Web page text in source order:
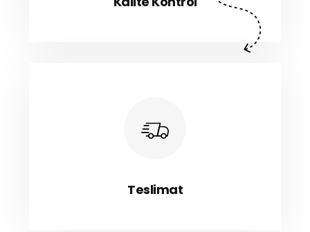
Teslimat